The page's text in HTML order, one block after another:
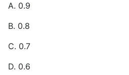
A. 0.9
B. 0.8
C. 0.7
D. 0.6